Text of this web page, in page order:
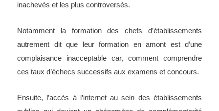
inachevés et les plus controversés.
Notamment la formation des chefs d’établissements
autrement dit que leur formation en amont est d’une
complaisance inacceptable car, comment comprendre
ces taux d’échecs successifs aux examens et concours.
Ensuite, l’accès à l’internet au sein des établissements